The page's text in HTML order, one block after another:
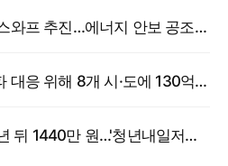
한일, 원유·석유제품 스와프 추진…에너지 안보 공조 강화
고용부, 중동전쟁 여파 대응 위해 8개 시·도에 130억 원 긴급 투입
월 10만 원 저축 시 3년 뒤 1440만 원…'청년내일저축계좌' 신규 모집